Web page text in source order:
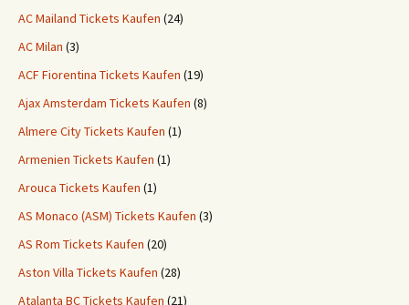
AC Mailand Tickets Kaufen (24)
AC Milan (3)
ACF Fiorentina Tickets Kaufen (19)
Ajax Amsterdam Tickets Kaufen (8)
Almere City Tickets Kaufen (1)
Armenien Tickets Kaufen (1)
Arouca Tickets Kaufen (1)
AS Monaco (ASM) Tickets Kaufen (3)
AS Rom Tickets Kaufen (20)
Aston Villa Tickets Kaufen (28)
Atalanta BC Tickets Kaufen (21)